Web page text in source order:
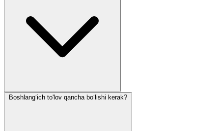
Boshlang‘ich to'lov qancha bo‘lishi kerak?